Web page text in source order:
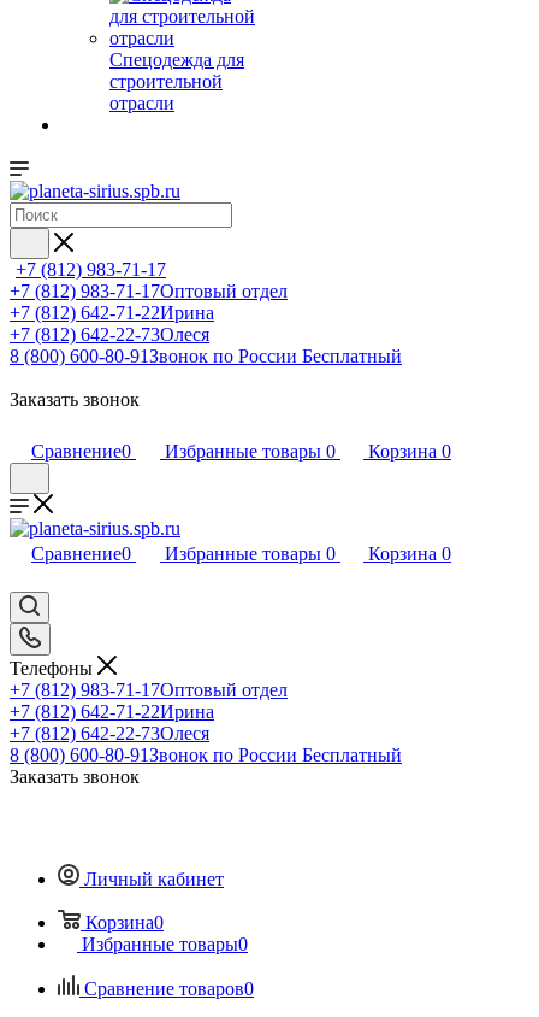
Спецодежда для
строительной
отрасли
+7 (812) 983-71-17
+7 (812) 983-71-17Оптовый отдел
+7 (812) 642-71-22Ирина
+7 (812) 642-22-73Олеся
8 (800) 600-80-91Звонок по России Бесплатный
Заказать звонок
Сравнение0 Избранные товары 0 Корзина 0
Сравнение0 Избранные товары 0 Корзина 0
Телефоны
+7 (812) 983-71-17Оптовый отдел
+7 (812) 642-71-22Ирина
+7 (812) 642-22-73Олеся
8 (800) 600-80-91Звонок по России Бесплатный
Заказать звонок
Личный кабинет
Корзина0
Избранные товары0
Сравнение товаров0